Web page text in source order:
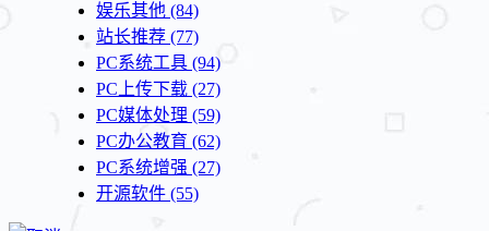
娱乐其他 (84)
站长推荐 (77)
PC系统工具 (94)
PC上传下载 (27)
PC媒体处理 (59)
PC办公教育 (62)
PC系统增强 (27)
开源软件 (55)